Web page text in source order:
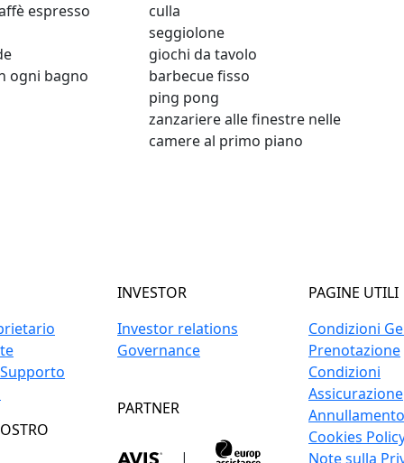
espresso
ogni bagno
culla
seggiolone
giochi da tavolo
barbecue fisso
ping pong
zanzariere alle finestre nelle
camere al primo piano
INVESTOR
Investor relations
Governance
PARTNER
|
PAGINE UTILI
Condizioni
Prenotazione
Condizioni
Assicurazione
Annullamento
Cookies
Note sulla